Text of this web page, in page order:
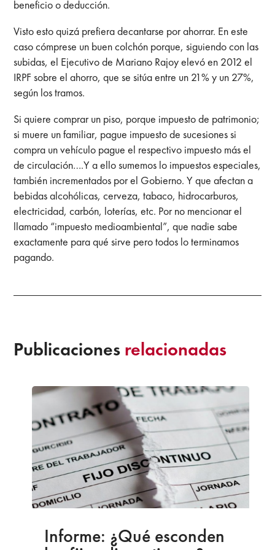
beneficio o deducción.
Visto esto quizá prefiera decantarse por ahorrar. En este
caso cómprese un buen colchón porque, siguiendo con las
subidas, el Ejecutivo de Mariano Rajoy elevó en 2012 el
IRPF sobre el ahorro, que se sitúa entre un 21% y un 27%,
según los tramos.
Si quiere comprar un piso, porque impuesto de patrimonio;
si muere un familiar, pague impuesto de sucesiones si
compra un vehículo pague el respectivo impuesto más el
de circulación….Y a ello sumemos lo impuestos especiales,
también incrementados por el Gobierno. Y que afectan a
bebidas alcohólicas, cerveza, tabaco, hidrocarburos,
electricidad, carbón, loterías, etc. Por no mencionar el
llamado “impuesto medioambiental”, que nadie sabe
exactamente para qué sirve pero todos lo terminamos
pagando.
Publicaciones relacionadas
Informe: ¿Qué esconden